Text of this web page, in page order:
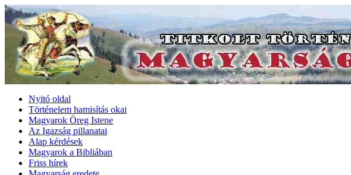
Nyitó oldal
Történelem hamisítás okai
Magyarok Öreg Istene
Az Igazság pillanatai
Alap kérdések
Magyarok a Bibliában
Friss hírek